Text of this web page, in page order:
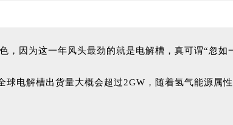
，因为这一年风头最劲的就是电解槽，真可谓“忽如
电解槽出货量大概会超过2GW，随着氢气能源属